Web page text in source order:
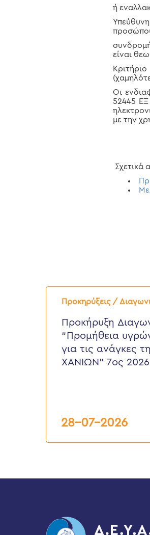
ή
είναι
Οι
52445 ΕΞ
με την
Σχετικά
Προκηρύξεις /
Προκήρυξη
Διαγωνισμού
υγρών
καυσίμων
ανάγκες
Προκήρυξη
“Προμήθεια
για τις ανάγκες
ΧΑΝΙΩΝ” 7ος 2026
28-07-2026